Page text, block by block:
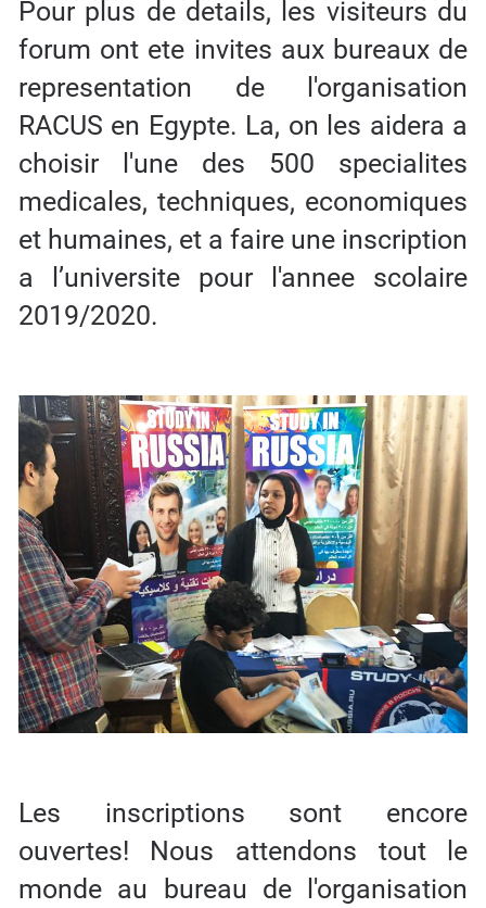
Pour plus de details, les visiteurs du
forum ont ete invites aux bureaux de
representation de l'organisation
RACUS en Egypte. La, on les aidera a
choisir l'une des 500 specialites
medicales, techniques, economiques
et humaines, et a faire une inscription
a l’universite pour l'annee scolaire
2019/2020.
Les inscriptions sont encore
ouvertes! Nous attendons tout le
monde au bureau de l'organisation